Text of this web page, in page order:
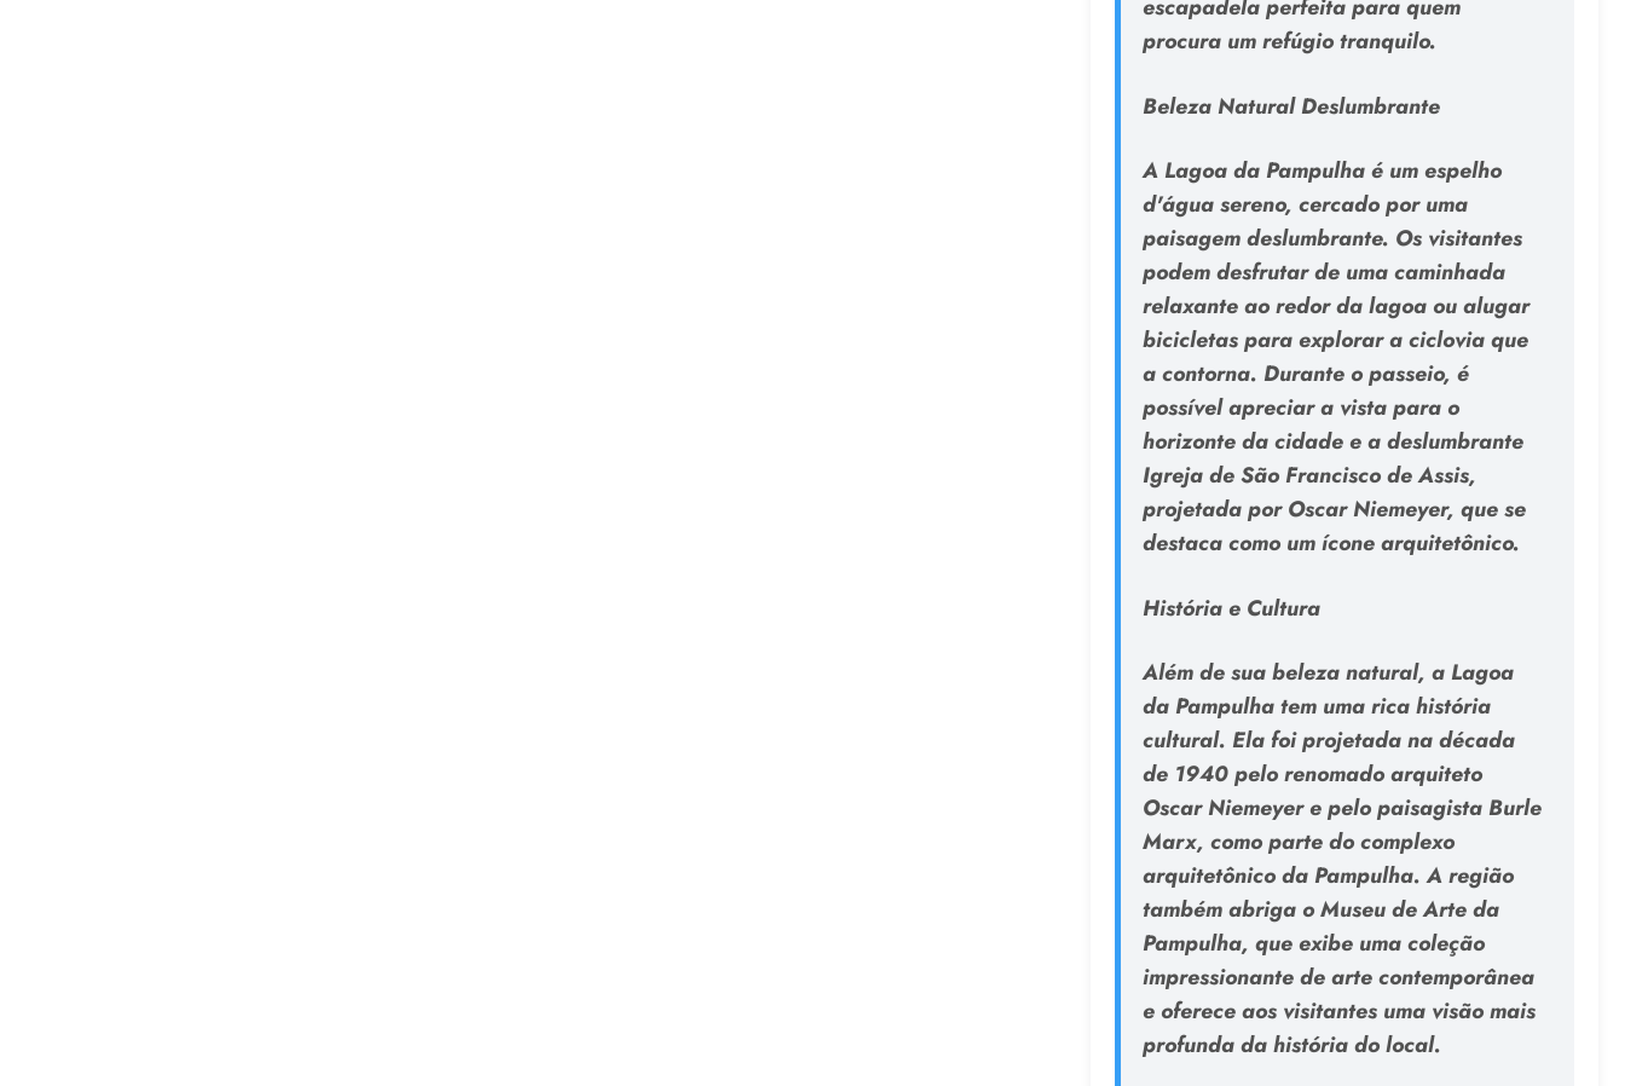
escapadela perfeita para quem
procura um refúgio tranquilo.
Beleza Natural Deslumbrante
A Lagoa da Pampulha é um espelho
d'água sereno, cercado por uma
paisagem deslumbrante. Os visitantes
podem desfrutar de uma caminhada
relaxante ao redor da lagoa ou alugar
bicicletas para explorar a ciclovia que
a contorna. Durante o passeio, é
possível apreciar a vista para o
horizonte da cidade e a deslumbrante
Igreja de São Francisco de Assis,
projetada por Oscar Niemeyer, que se
destaca como um ícone arquitetônico.
História e Cultura
Além de sua beleza natural, a Lagoa
da Pampulha tem uma rica história
cultural. Ela foi projetada na década
de 1940 pelo renomado arquiteto
Oscar Niemeyer e pelo paisagista Burle
Marx, como parte do complexo
arquitetônico da Pampulha. A região
também abriga o Museu de Arte da
Pampulha, que exibe uma coleção
impressionante de arte contemporânea
e oferece aos visitantes uma visão mais
profunda da história do local.